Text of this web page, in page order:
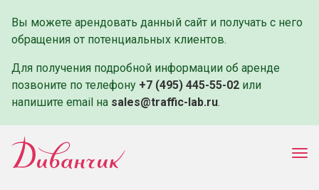
Вы можете арендовать данный сайт и получать с него
обращения от потенциальных клиентов.
Для получения подробной информации об аренде
позвоните по телефону +7 (495) 445-55-02 или
напишите email на sales@traffic-lab.ru.